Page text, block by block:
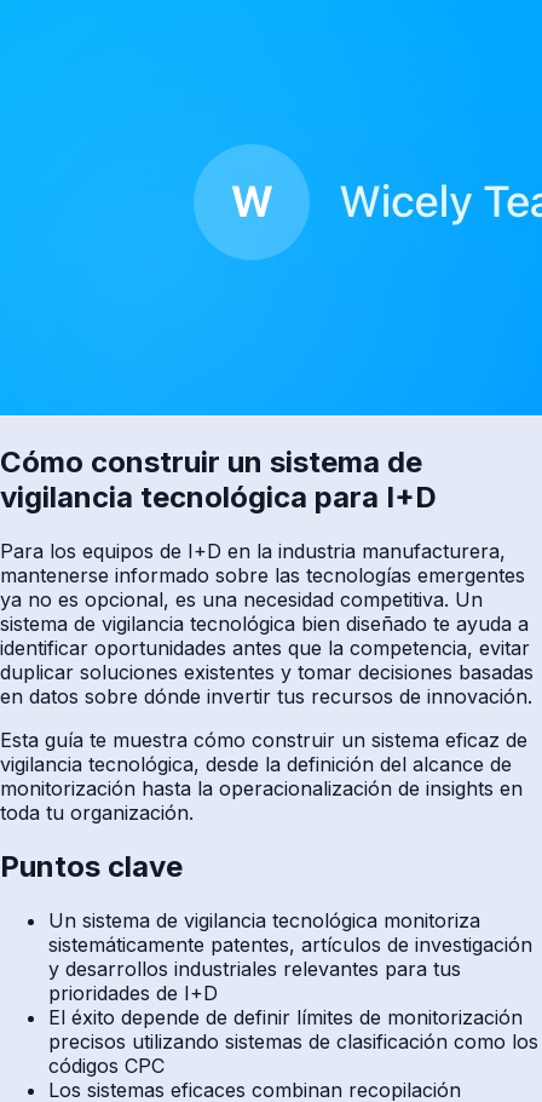
Cómo construir un sistema de
vigilancia tecnológica para I+D
Para los equipos de I+D en la industria manufacturera,
mantenerse informado sobre las tecnologías emergentes
ya no es opcional, es una necesidad competitiva. Un
sistema de vigilancia tecnológica bien diseñado te ayuda a
identificar oportunidades antes que la competencia, evitar
duplicar soluciones existentes y tomar decisiones basadas
en datos sobre dónde invertir tus recursos de innovación.
Esta guía te muestra cómo construir un sistema eficaz de
vigilancia tecnológica, desde la definición del alcance de
monitorización hasta la operacionalización de insights en
toda tu organización.
Puntos clave
Un sistema de vigilancia tecnológica monitoriza
sistemáticamente patentes, artículos de investigación
y desarrollos industriales relevantes para tus
prioridades de I+D
El éxito depende de definir límites de monitorización
precisos utilizando sistemas de clasificación como los
códigos CPC
Los sistemas eficaces combinan recopilación